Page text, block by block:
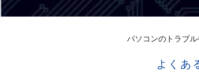
パソコンのトラブ
よくあ